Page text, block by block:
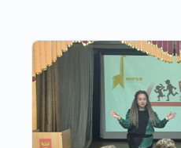
Другие